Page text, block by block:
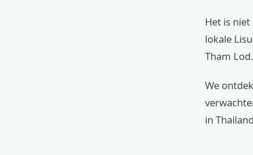
Het is
lokale
Tham Lod.
We
in